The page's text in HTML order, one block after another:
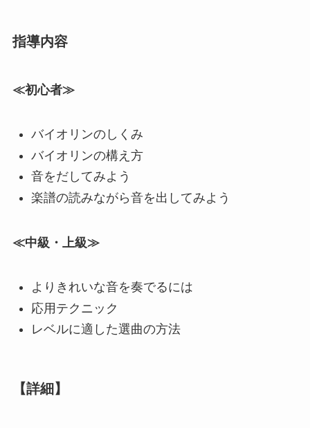
指導内容
≪初心者≫
バイオリンのしくみ
バイオリンの構え方
音をだしてみよう
楽譜の読みながら音を出してみよう
≪中級・上級≫
よりきれいな音を奏でるには
応用テクニック
レベルに適した選曲の方法
【詳細】